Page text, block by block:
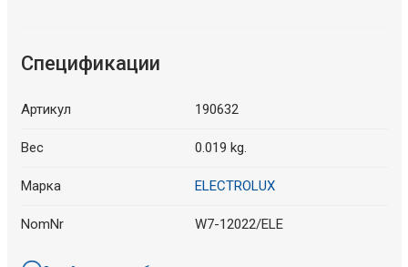
Спецификации
Артикул 190632
Вес 0.019 kg.
Марка ELECTROLUX
NomNr W7-12022/ELE